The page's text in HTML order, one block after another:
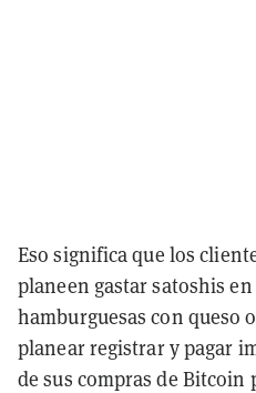
Eso significa que los
planeen gastar satoshis
hamburguesas con queso
planear registrar y pagar
de sus compras de